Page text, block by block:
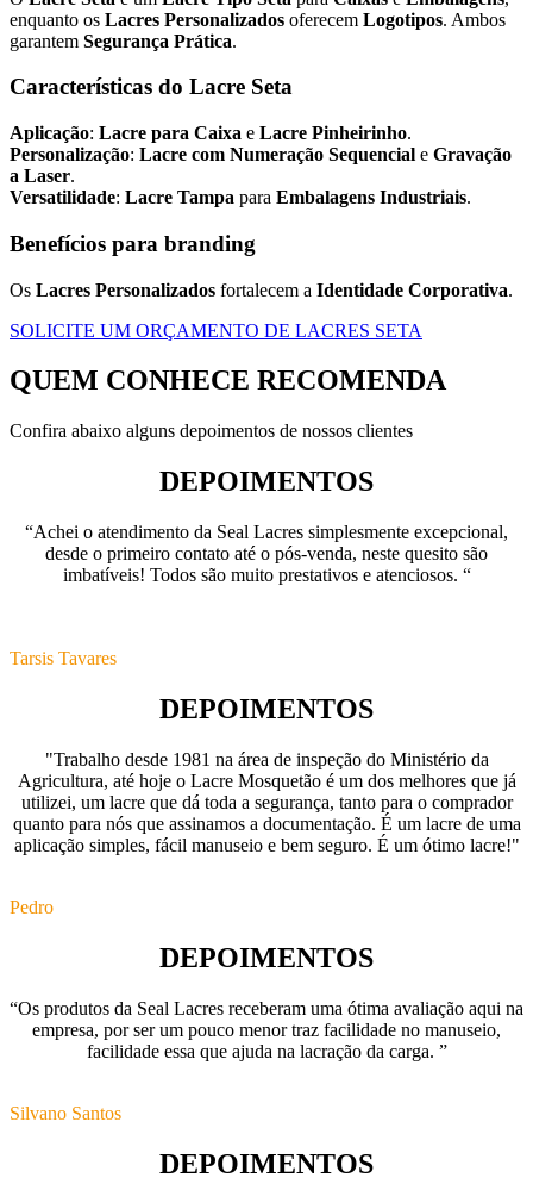
enquanto os Lacres Personalizados oferecem Logotipos. Ambos
garantem Segurança Prática.
Características do Lacre Seta
Aplicação: Lacre para Caixa e Lacre Pinheirinho.
Personalização: Lacre com Numeração Sequencial e Gravação
a Laser.
Versatilidade: Lacre Tampa para Embalagens Industriais.
Benefícios para branding
Os Lacres Personalizados fortalecem a Identidade Corporativa.
SOLICITE UM ORÇAMENTO DE LACRES SETA
QUEM CONHECE RECOMENDA
Confira abaixo alguns depoimentos de nossos clientes
DEPOIMENTOS
“Achei o atendimento da Seal Lacres simplesmente excepcional,
desde o primeiro contato até o pós-venda, neste quesito são
imbatíveis! Todos são muito prestativos e atenciosos. “
Tarsis Tavares
DEPOIMENTOS
"Trabalho desde 1981 na área de inspeção do Ministério da
Agricultura, até hoje o Lacre Mosquetão é um dos melhores que já
utilizei, um lacre que dá toda a segurança, tanto para o comprador
quanto para nós que assinamos a documentação. É um lacre de uma
aplicação simples, fácil manuseio e bem seguro. É um ótimo lacre!"
Pedro
DEPOIMENTOS
“Os produtos da Seal Lacres receberam uma ótima avaliação aqui na
empresa, por ser um pouco menor traz facilidade no manuseio,
facilidade essa que ajuda na lacração da carga. ”
Silvano Santos
DEPOIMENTOS